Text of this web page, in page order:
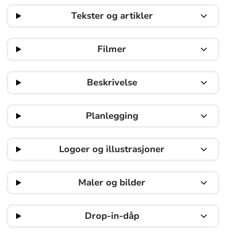
Tekster og artikler
Filmer
Beskrivelse
Planlegging
Logoer og illustrasjoner
Maler og bilder
Drop-in-dåp